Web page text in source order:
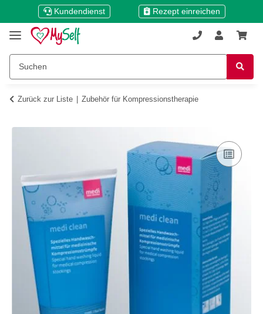
Kundendienst Rezept einreichen
Zurück zur Liste Zubehör für Kompressionstherapie